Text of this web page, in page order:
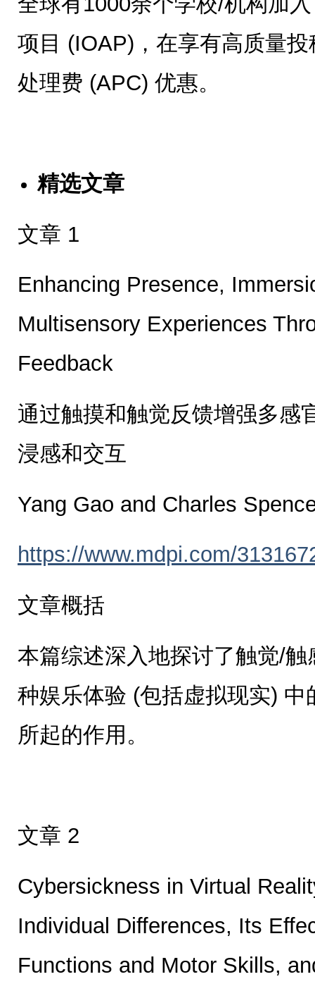
项目 (IOAP)，在享有高质量
处理费 (APC) 优惠。
精选文章
文章 1
Enhancing Presence,
Multisensory Experiences
Feedback
通过触摸和触觉反馈增强多感
浸感和交互
Yang Gao and Charles
https://www.mdpi.com/
文章概括
本篇综述深入地探讨了触觉/
种娱乐体验 (包括虚拟现实)
所起的作用。
文章 2
Cybersickness in Virtual
Individual Differences, Its
Functions and Motor Skills,